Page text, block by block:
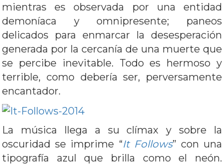
mientras es observada por una entidad
demoníaca y omnipresente; paneos
delicados para enmarcar la desesperación
generada por la cercanía de una muerte que
se percibe inevitable. Todo es hermoso y
terrible, como debería ser, perversamente
encantador.
La música llega a su clímax y sobre la
oscuridad se imprime “It Follows” con una
tipografía azul que brilla como el neón.